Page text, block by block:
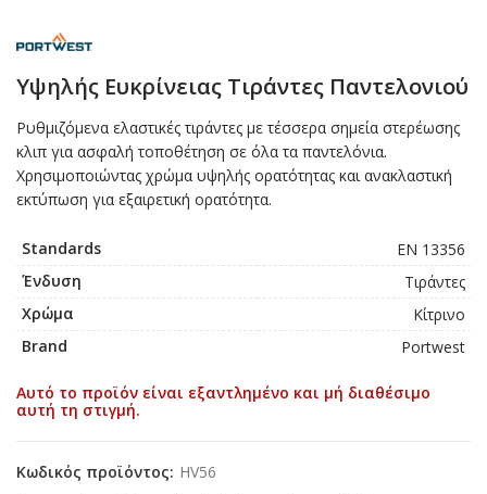
Υψηλής Ευκρίνειας Τιράντες Παντελονιού
Ρυθμιζόμενα ελαστικές τιράντες με τέσσερα σημεία στερέωσης
κλιπ για ασφαλή τοποθέτηση σε όλα τα παντελόνια.
Χρησιμοποιώντας χρώμα υψηλής ορατότητας και ανακλαστική
εκτύπωση για εξαιρετική ορατότητα.
Standards
EN 13356
Ένδυση
Τιράντες
Χρώμα
Κίτρινο
Brand
Portwest
Αυτό το προϊόν είναι εξαντλημένο και μή διαθέσιμο
αυτή τη στιγμή.
Κωδικός προϊόντος: HV56